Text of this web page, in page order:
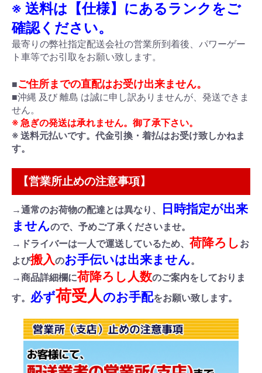
※ 送料は【仕様】にあるランクをご
確認ください。
最寄りの弊社指定配送会社の営業所到着後、パワーゲー
ト車等でお引取をお願い致します。
■ご住所までの直配はお受け出来ません。
■沖縄 及び 離島 は誠に申し訳ありませんが、発送できま
せん。
※ 急ぎの発送は承れません。御了承下さい。
※ 送料元払いです。代金引換・着払はお受け致しかねま
す。
【営業所止めの注意事項】
→通常のお荷物の配達とは異なり、
日時指定が出来
ませんので、予めご了承くださいませ。
→ドライバーは一人で運送しているため、 荷降ろし お
よび搬入のお手伝いは出来ません。
→商品詳細欄に荷降ろし人数のご案内をしておりま
す。 必ず荷受人のお手配をお願い致します。